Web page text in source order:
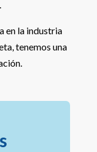
en la industria
tenemos una